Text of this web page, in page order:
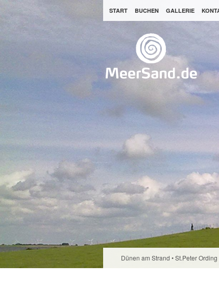
START BUCHEN GALLERIE
Dünen am Strand • St.Peter Ording